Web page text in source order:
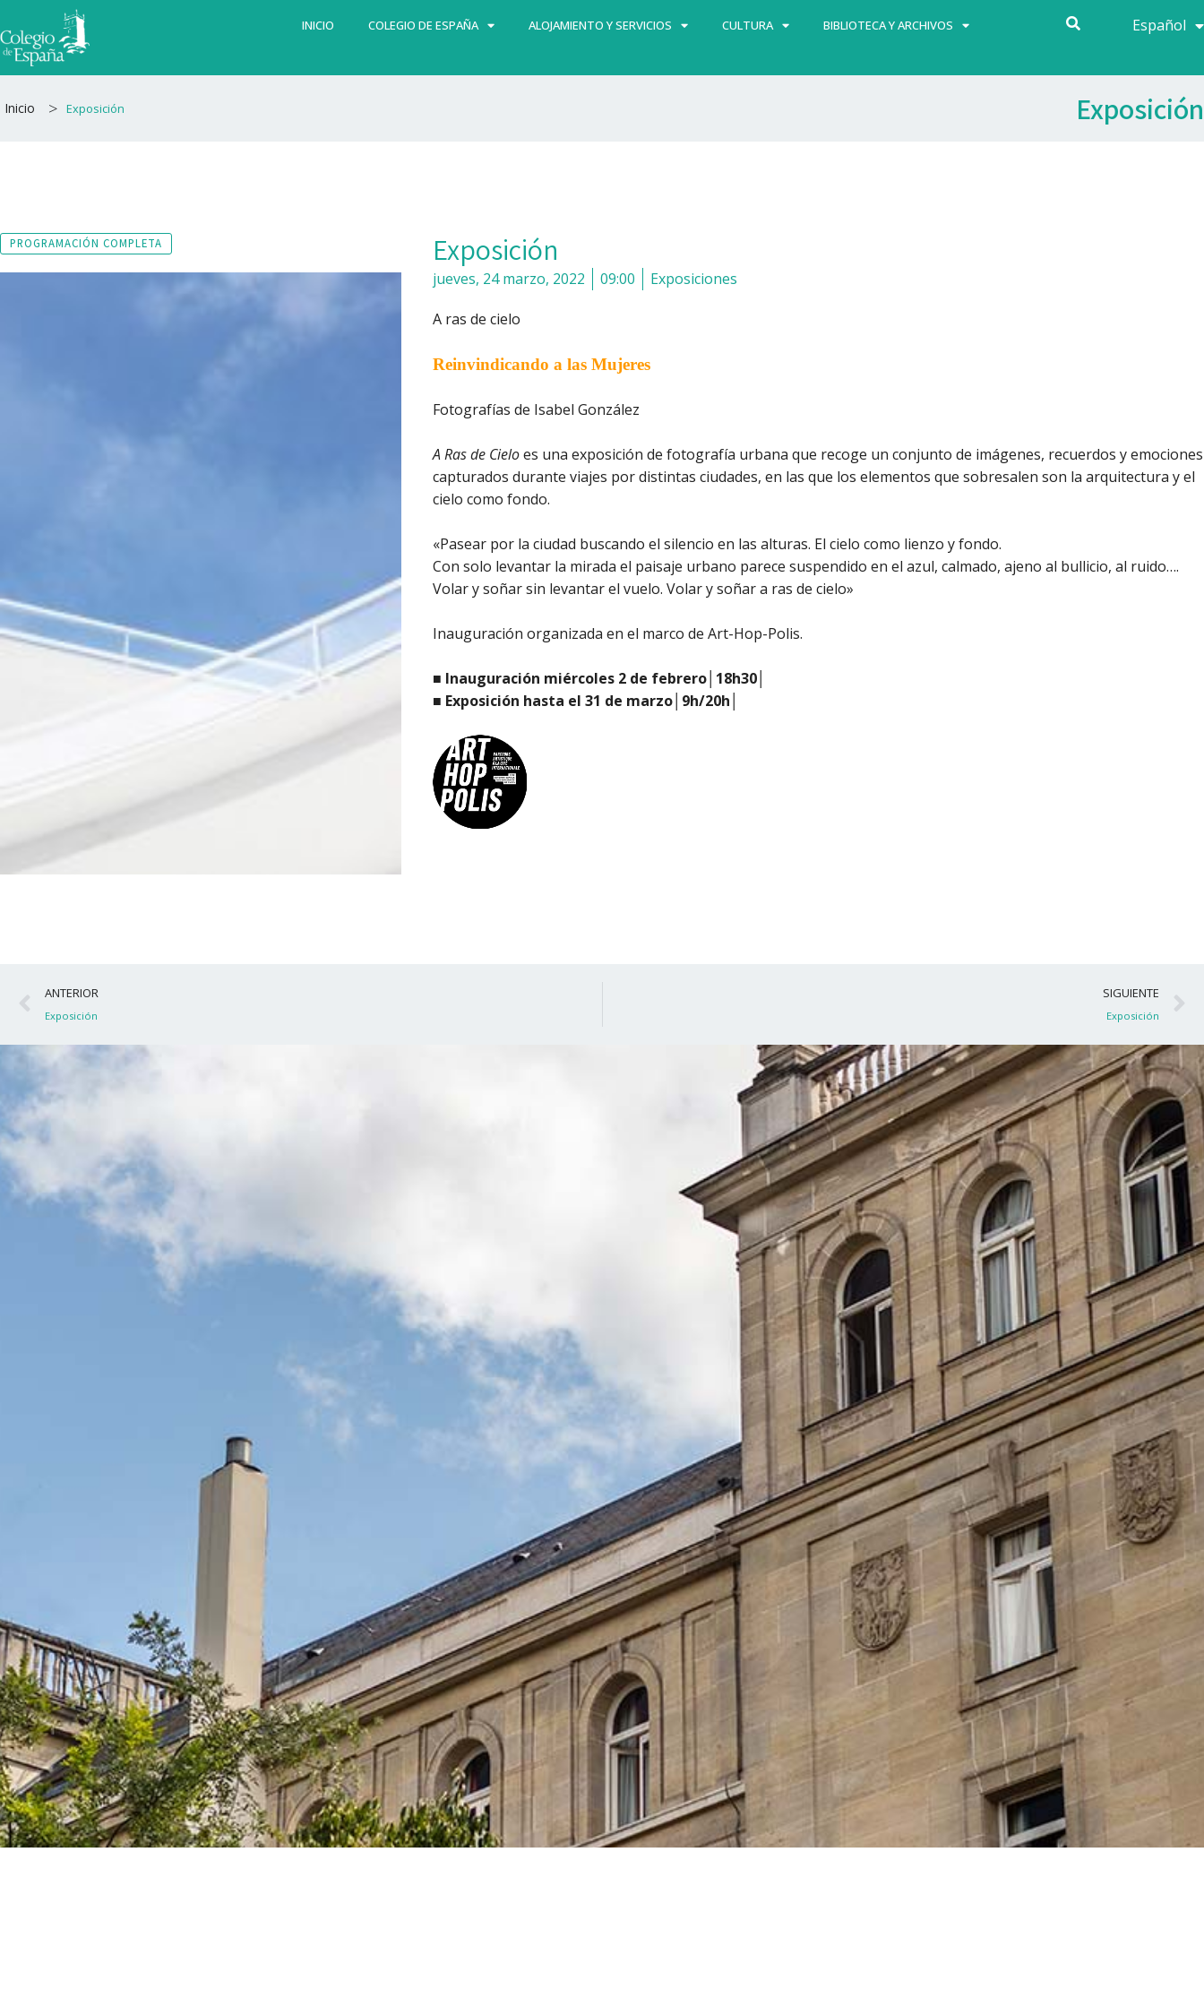
al
contenido
INICIO COLEGIO DE ESPAÑA ALOJAMIENTO Y SERVICIOS CULTURA BIBLIOTECA Y ARCHIVOS Español
Français
Inicio > Exposición Exposición
PROGRAMACIÓN COMPLETA Exposición
jueves, 24 marzo, 2022 09:00 Exposiciones
A ras de cielo
Reinvindicando a las Mujeres
Fotografías de Isabel González
A Ras de Cieloes una exposición de fotografía urbana que recoge un conjunto de imágenes, recuerdos y emociones
capturados durante viajes por distintas ciudades, en las que los elementos que sobresalen son la arquitectura y el
cielo como fondo.
«Pasear por la ciudad buscando el silencio en las alturas. El cielo como lienzo y fondo.
Con solo levantar la mirada el paisaje urbano parece suspendido en el azul, calmado, ajeno al bullicio, al ruido….
Volar y soñar sin levantar el vuelo. Volar y soñar a ras de cielo»
Inauguración organizada en el marco de Art-Hop-Polis.
■ Inauguración miércoles 2 de febrero│18h30│
■ Exposición hasta el 31 de marzo│9h/20h│
Ant
ANTERIOR
Exposición
SIGUIENTE
Exposición